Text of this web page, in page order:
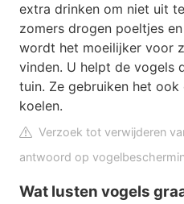
extra drinken om niet uit
zomers drogen poeltjes
wordt het moeilijker voor
vinden. U helpt de vogels
tuin. Ze gebruiken het
koelen.
Verzoek tot verwijderen
antwoord op
Wat lusten vogels